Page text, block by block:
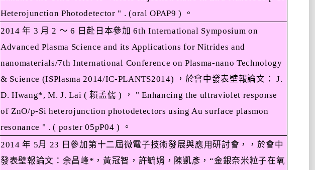
Heterojunction Photodetector " . (oral OPAP9 )
。
2014年 3 月 2 ～ 6 日赴日本參加 6th International Symposium on
Advanced Plasma Science and its Applications for Nitrides and
nanomaterials/7th International Conference on Plasma-nano Technology
& Science (ISPlasma 2014/IC-PLANTS2014)
，於會中發表壁報論文：
J.
D. Hwang*, M. J. Lai (賴孟儒 ) ，
" Enhancing the ultraviolet response
of ZnO/p-Si heterojunction photodetectors using Au surface plasmon
resonance " . ( poster 05pP04 )
。
2014年 5月 23 日參加第十二屆微電子技術發展與應用研討會，，於會中
發表壁報論文：余昌峰* ，黃冠智，許毓娟，陳凱彥，“金銀奈米粒子在氧